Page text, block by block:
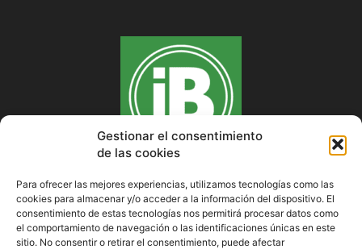
Gestionar el consentimiento
de las cookies
Para ofrecer las mejores experiencias, utilizamos tecnologías como las
cookies para almacenar y/o acceder a la información del dispositivo. El
consentimiento de estas tecnologías nos permitirá procesar datos como
el comportamiento de navegación o las identificaciones únicas en este
sitio. No consentir o retirar el consentimiento, puede afectar
SOBRE NOSOTROS